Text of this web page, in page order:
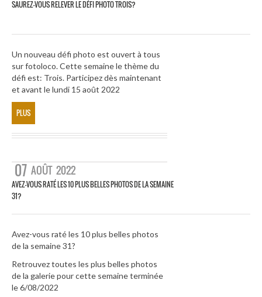
SAUREZ-VOUS RELEVER LE DÉFI PHOTO TROIS?
Un nouveau défi photo est ouvert à tous
sur fotoloco. Cette semaine le thème du
défi est: Trois. Participez dès maintenant
et avant le lundi 15 août 2022
PLUS
07 AOÛT 2022
AVEZ-VOUS RATÉ LES 10 PLUS BELLES PHOTOS DE LA SEMAINE
31?
Avez-vous raté les 10 plus belles photos
de la semaine 31?
Retrouvez toutes les plus belles photos
de la galerie pour cette semaine terminée
le 6/08/2022